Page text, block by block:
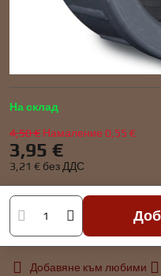
На склад
4,50 € Намаление 0,55 €
3,95 €
3,21 € без ДДС
Добавяне към любими